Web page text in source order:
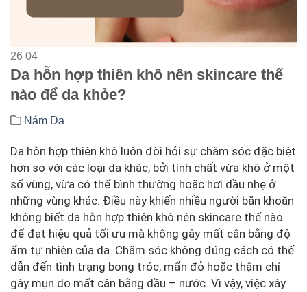
26 04
Da hỗn hợp thiên khô nên skincare thế
nào để da khỏe?
Nám Da
Da hỗn hợp thiên khô luôn đòi hỏi sự chăm sóc đặc biệt
hơn so với các loại da khác, bởi tính chất vừa khô ở một
số vùng, vừa có thể bình thường hoặc hơi dầu nhẹ ở
những vùng khác. Điều này khiến nhiều người băn khoăn
không biết da hỗn hợp thiên khô nên skincare thế nào
để đạt hiệu quả tối ưu mà không gây mất cân bằng độ
ẩm tự nhiên của da. Chăm sóc không đúng cách có thể
dẫn đến tình trạng bong tróc, mẩn đỏ hoặc thậm chí
gây mụn do mất cân bằng dầu – nước. Vì vậy, việc xây